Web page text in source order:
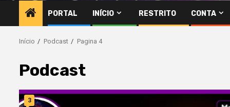
PORTAL INÍCIO RESTRITO CONTA
Início Podcast Pagina 4
Podcast
3